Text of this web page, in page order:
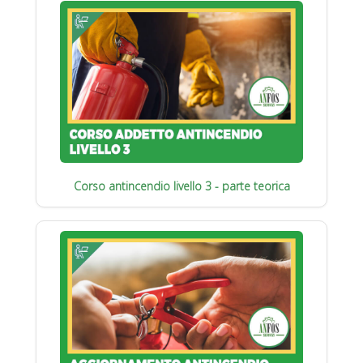
Corso antincendio livello 3 - parte teorica